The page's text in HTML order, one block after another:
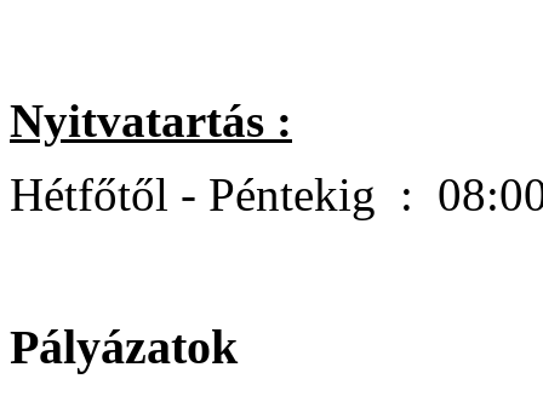
Nyitvatartás :
Hétfőtől - Péntekig :
Pályázatok